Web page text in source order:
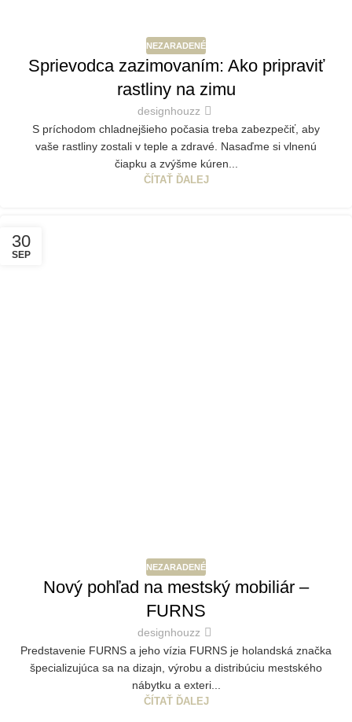
NEZARADENÉ
Sprievodca zazimovaním: Ako pripraviť
rastliny na zimu
designhouzz
S príchodom chladnejšieho počasia treba zabezpečiť, aby
vaše rastliny zostali v teple a zdravé. Nasaďme si vlnenú
čiapku a zvýšme kúren...
ČÍTAŤ ĎALEJ
30
SEP
NEZARADENÉ
Nový pohľad na mestský mobiliár –
FURNS
designhouzz
Predstavenie FURNS a jeho vízia FURNS je holandská značka
špecializujúca sa na dizajn, výrobu a distribúciu mestského
nábytku a exteri...
ČÍTAŤ ĎALEJ